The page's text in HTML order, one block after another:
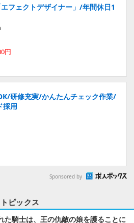
フェクトデザイナー」/年間休日1
円
研修充実/かんたんチェック作業/
採用
Sponsored by
トピックス
た騎士は、王の仇敵の娘を護ることに